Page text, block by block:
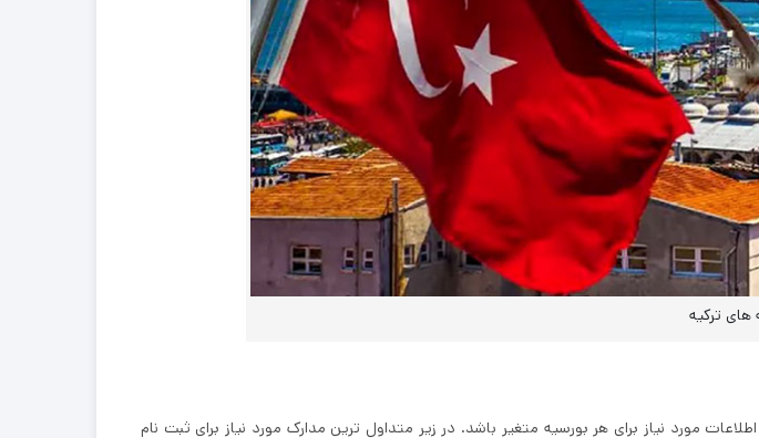
های ترکیه
مورد نیاز برای هر بورسیه متغیر باشد. در زیر متداول ترین مدارک مورد نیاز برای ثبت نام